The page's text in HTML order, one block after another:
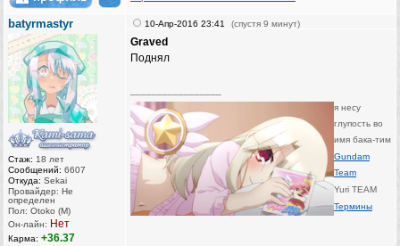
batyrmastyr
Стаж: 18 лет
Сообщений: 6607
Откуда: Sekai
Провайдер: Не
определен
Пол: Otoko (M)
Он-лайн: Нет
Карма: +36.37
10-Апр-2016 23:41 (спустя 9 минут)
Graved
Поднял
я несу
глупость во
имя бака-тим
Gundam
Team
Yuri TEAM
Термины